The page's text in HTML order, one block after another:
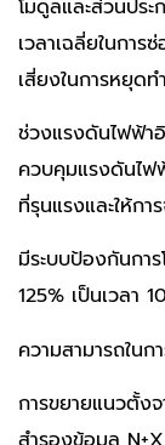
โมดูลและส่วนปร
เวลาเฉลี่ยในการ
เสี่ยงในการหยุดท
ช่วงแรงดันไฟฟ้า
ควบคุมแรงดันไฟ
ที่รุนแรงและให้กา
มีระบบป้องกันการ
125% เป็นเวลา
ความสามารถใน
การขยายแนวตั้ง